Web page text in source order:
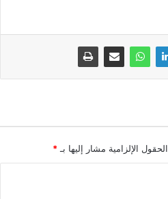
الحقول الإلزامية مشار إليها بـ *